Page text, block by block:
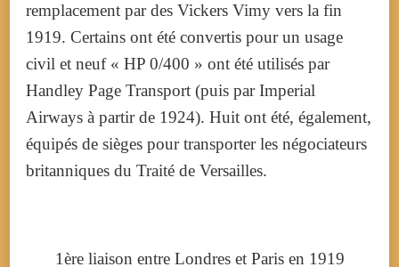
remplacement par des Vickers Vimy vers la fin
1919. Certains ont été convertis pour un usage
civil et neuf « HP 0/400 » ont été utilisés par
Handley Page Transport (puis par Imperial
Airways à partir de 1924). Huit ont été, également,
équipés de sièges pour transporter les négociateurs
britanniques du Traité de Versailles.
1ère liaison entre Londres et Paris en 1919